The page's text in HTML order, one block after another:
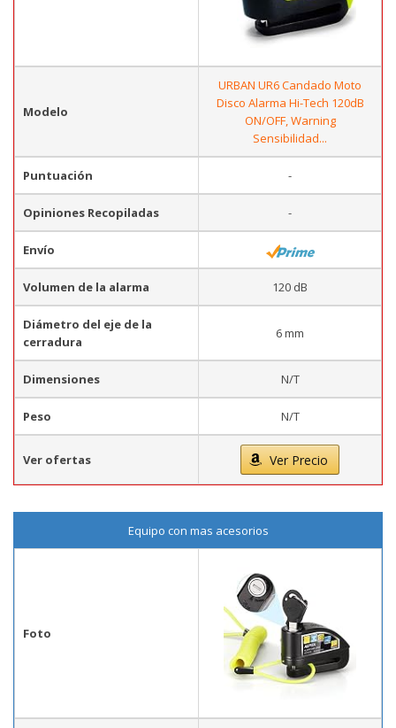
Modelo
URBAN UR6 Candado Moto
Disco Alarma Hi-Tech 120dB
ON/OFF, Warning
Sensibilidad...
Puntuación -
Opiniones Recopiladas -
Envío
Volumen de la alarma 120 dB
Diámetro del eje de la
cerradura
6 mm
Dimensiones N/T
Peso N/T
Ver ofertas Ver Precio
Equipo con mas acesorios
Foto